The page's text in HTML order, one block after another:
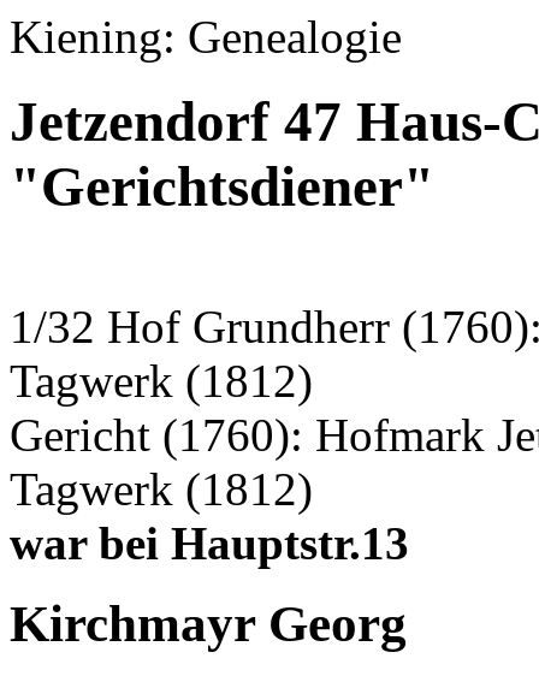
Kiening: Genealogie
Jetzendorf 47 Haus-
"Gerichtsdiener"
1/32 Hof Grundherr
Tagwerk (1812)
Gericht (1760): Hofmark
Tagwerk (1812)
war bei Hauptstr.13
Kirchmayr Georg